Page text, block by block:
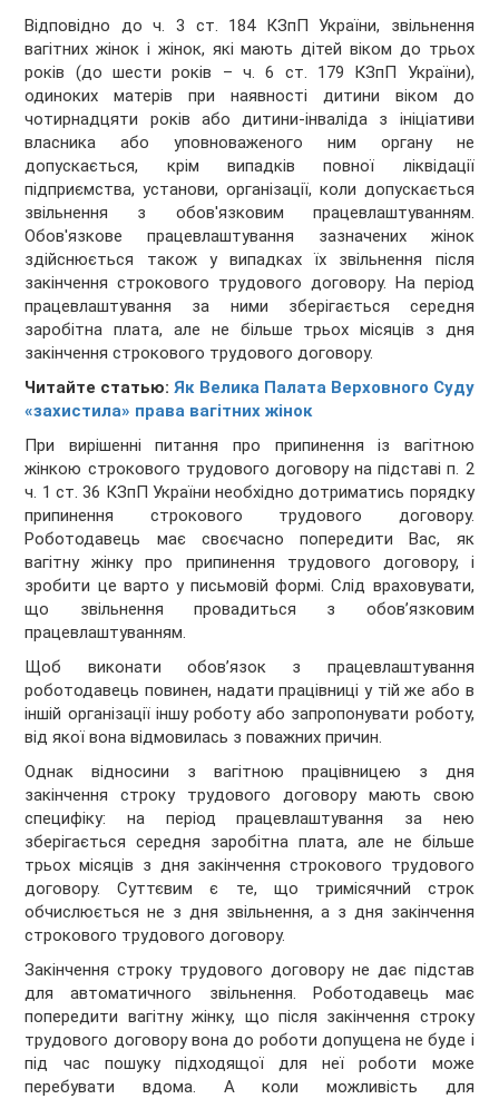
Відповідно до ч. 3 ст. 184 КЗпП України, звільнення
вагітних жінок і жінок, які мають дітей віком до трьох
років (до шести років – ч. 6 ст. 179 КЗпП України),
одиноких матерів при наявності дитини віком до
чотирнадцяти років або дитини-інваліда з ініціативи
власника або уповноваженого ним органу не
допускається, крім випадків повної ліквідації
підприємства, установи, організації, коли допускається
звільнення з обов'язковим працевлаштуванням.
Обов'язкове працевлаштування зазначених жінок
здійснюється також у випадках їх звільнення після
закінчення строкового трудового договору. На період
працевлаштування за ними зберігається середня
заробітна плата, але не більше трьох місяців з дня
закінчення строкового трудового договору.
Читайте статью:Як Велика Палата Верховного Суду
«захистила» права вагітних жінок
При вирішенні питання про припинення із вагітною
жінкою строкового трудового договору на підставі п. 2
ч. 1 ст. 36 КЗпП України необхідно дотриматись порядку
припинення строкового трудового договору.
Роботодавець має своєчасно попередити Вас, як
вагітну жінку про припинення трудового договору, і
зробити це варто у письмовій формі. Слід враховувати,
що звільнення провадиться з обов’язковим
працевлаштуванням.
Щоб виконати обов’язок з працевлаштування
роботодавець повинен, надати працівниці у тій же або в
іншій організації іншу роботу або запропонувати роботу,
від якої вона відмовилась з поважних причин.
Однак відносини з вагітною працівницею з дня
закінчення строку трудового договору мають свою
специфіку: на період працевлаштування за нею
зберігається середня заробітна плата, але не більше
трьох місяців з дня закінчення строкового трудового
договору. Суттєвим є те, що тримісячний строк
обчислюється не з дня звільнення, а з дня закінчення
строкового трудового договору.
Закінчення строку трудового договору не дає підстав
для автоматичного звільнення. Роботодавець має
попередити вагітну жінку, що після закінчення строку
трудового договору вона до роботи допущена не буде і
під час пошуку підходящої для неї роботи може
перебувати вдома. А коли можливість для